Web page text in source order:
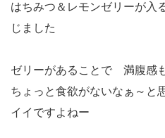
はちみつ＆レモンゼリーが入
じました
ゼリーがあることで 満腹感
ちょっと食欲がないなぁ～と
イイですよねー